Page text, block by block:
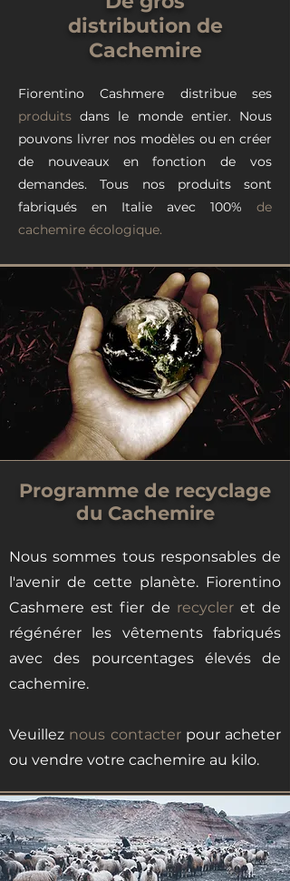
distribution de
Cachemire
Fiorentino Cashmere distribue ses
produits dans le monde entier. Nous
pouvons livrer nos modèles ou en créer
de nouveaux en fonction de vos
demandes. Tous nos produits sont
fabriqués en Italie avec 100% de
cachemire écologique.
Programme de recyclage
du Cachemire
Nous sommes tous responsables de
l'avenir de cette planète. Fiorentino
Cashmere est fier de recycleret de
régénérer les vêtementsfabriqués
avec des pourcentages élevés de
cachemire.
Veuillez nous contacterpour acheter
ou vendre votre cachemire au kilo.